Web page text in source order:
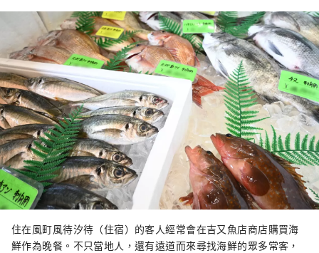
住在風町風待汐待（住宿）的客人經常會在吉又魚店商店購買海
鮮作為晚餐。不只當地人，還有遠道而來尋找海鮮的眾多常客，